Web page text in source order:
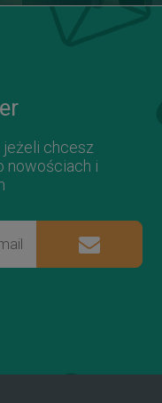
jeżeli chcesz
nowościach i